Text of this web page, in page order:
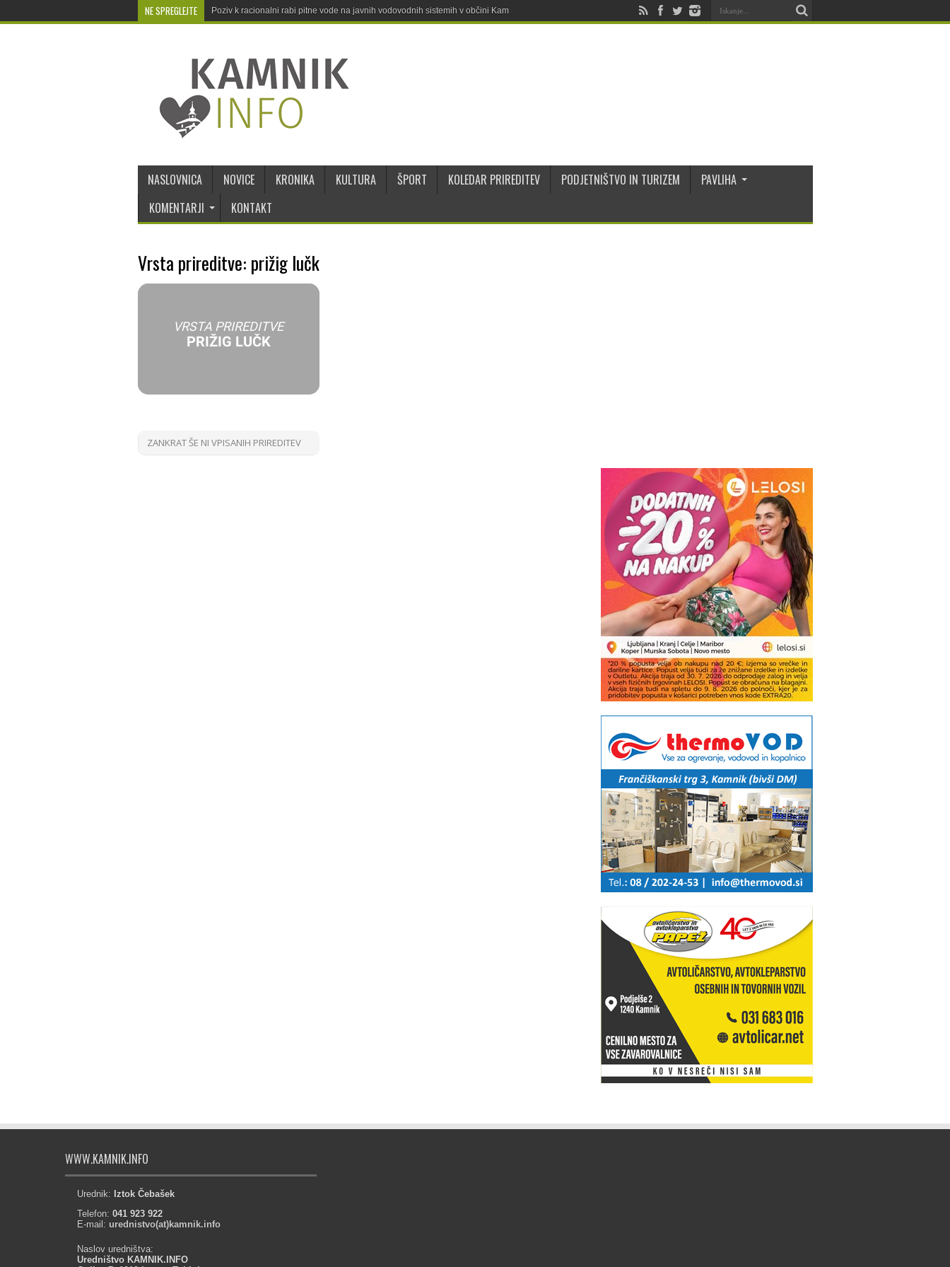
NE SPREGLEJTE Poziv k racionalni rabi pitne vode na javnih vodovodnih sistemih v občini Kamnik
NASLOVNICA NOVICE KRONIKA KULTURA ŠPORT KOLEDAR PRIREDITEV PODJETNIŠTVO IN TURIZEM
PAVLIHA
KOMENTARJI
KONTAKT
Vrsta prireditve: prižig lučk
VRSTA PRIREDITVE
PRIŽIG LUČK
ZANKRAT ŠE NI VPISANIH PRIREDITEV
WWW.KAMNIK.INFO
Urednik: Iztok Čebašek
Telefon: 041 923 922
E-mail: urednistvo(at)kamnik.info
Naslov uredništva:
Uredništvo KAMNIK.INFO